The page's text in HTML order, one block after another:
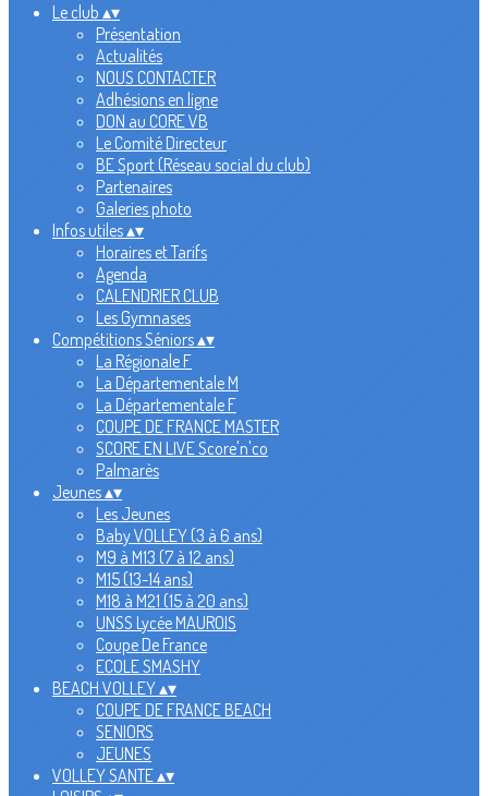
Le club ▴▾
Présentation
Actualités
NOUS CONTACTER
Adhésions en ligne
DON au CORE VB
Le Comité Directeur
BE Sport (Réseau social du club)
Partenaires
Galeries photo
Infos utiles▴▾
Horaires et Tarifs
Agenda
CALENDRIER CLUB
Les Gymnases
Compétitions Séniors▴▾
La Régionale F
La Départementale M
La Départementale F
COUPE DE FRANCE MASTER
SCORE EN LIVE Score'n'co
Palmarès
Jeunes▴▾
Les Jeunes
Baby VOLLEY (3 à 6 ans)
M9 à M13 (7 à 12 ans)
M15 (13-14 ans)
M18 à M21 (15 à 20 ans)
UNSS Lycée MAUROIS
Coupe De France
ECOLE SMASHY
BEACH VOLLEY▴▾
COUPE DE FRANCE BEACH
SENIORS
JEUNES
VOLLEY SANTE▴▾